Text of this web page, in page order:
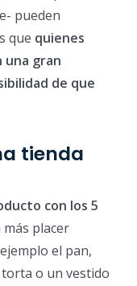
pueden
que quienes
gran
de que
tienda
con los 5
más placer
el pan,
o un vestido